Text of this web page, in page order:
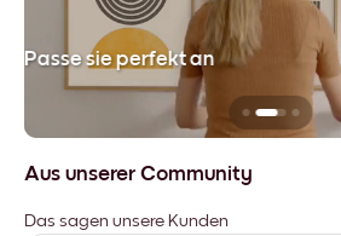
Passe sie perfekt an
Aus unserer Community
Das sagen unsere Kunden